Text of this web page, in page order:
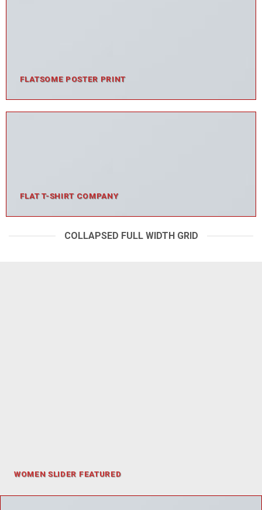
FLATSOME POSTER PRINT
FLAT T-SHIRT COMPANY
COLLAPSED FULL WIDTH GRID
WOMEN SLIDER FEATURED